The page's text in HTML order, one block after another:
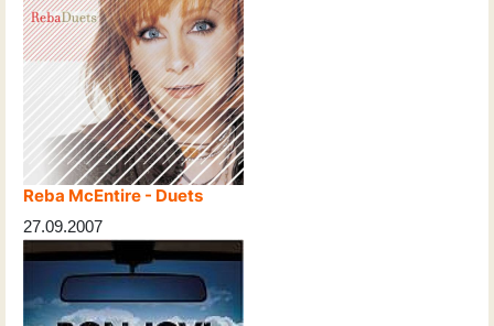
Reba McEntire - Duets
27.09.2007